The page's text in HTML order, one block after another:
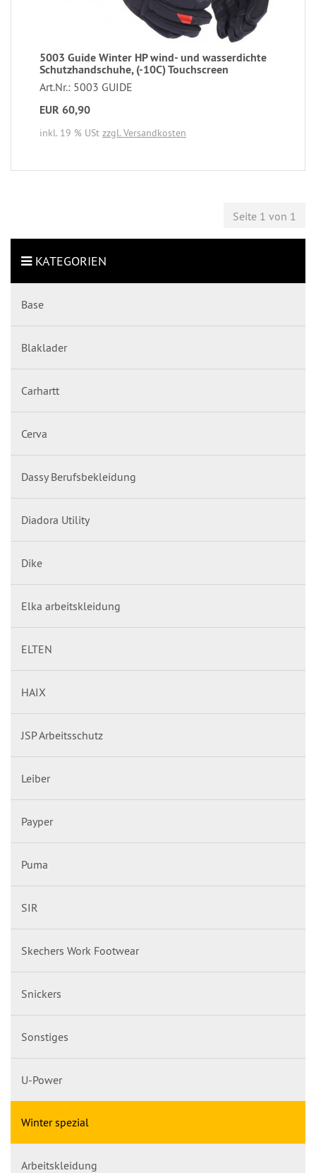
5003 Guide Winter HP wind- und wasserdichte
Schutzhandschuhe, (-10C) Touchscreen
Art.Nr.: 5003 GUIDE
EUR 60,90
inkl. 19 % USt zzgl. Versandkosten
Seite 1 von 1
KATEGORIEN
Base
Blaklader
Carhartt
Cerva
Dassy Berufsbekleidung
Diadora Utility
Dike
Elka arbeitskleidung
ELTEN
HAIX
JSP Arbeitsschutz
Leiber
Payper
Puma
SIR
Skechers Work Footwear
Snickers
Sonstiges
U-Power
Winter spezial
Arbeitskleidung